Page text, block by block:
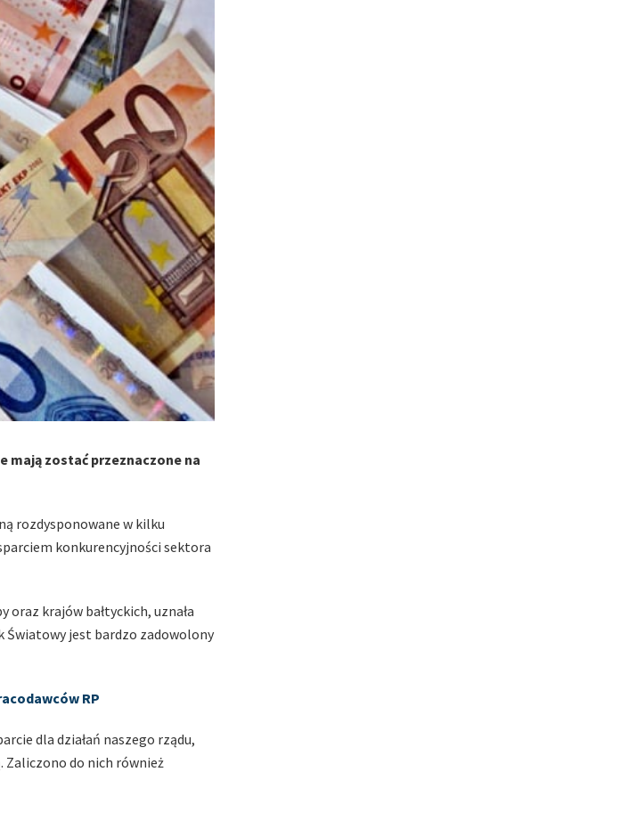
mają zostać przeznaczone na
rozdysponowane w kilku
konkurencyjności sektora
krajów bałtyckich, uznała
Światowy jest bardzo zadowolony
RP
dla działań naszego rządu,
Zaliczono do nich również